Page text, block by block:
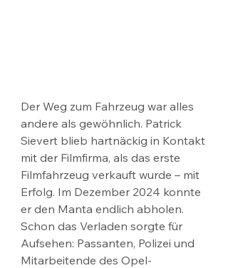
Der Weg zum Fahrzeug war alles
andere als gewöhnlich. Patrick
Sievert blieb hartnäckig in Kontakt
mit der Filmfirma, als das erste
Filmfahrzeug verkauft wurde – mit
Erfolg. Im Dezember 2024 konnte
er den Manta endlich abholen.
Schon das Verladen sorgte für
Aufsehen: Passanten, Polizei und
Mitarbeitende des Opel-